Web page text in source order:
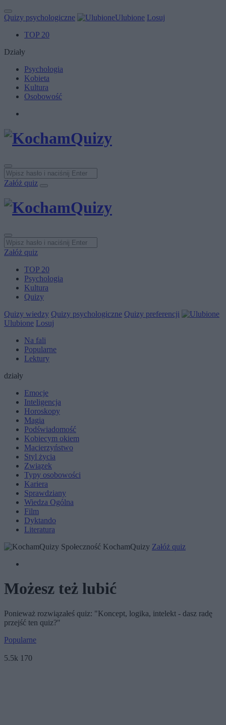
Quizy psychologiczne Ulubione Losuj
TOP 20
Działy
Psychologia
Kobieta
Kultura
Osobowość
Załóż quiz
Załóż quiz
TOP 20
Psychologia
Kultura
Quizy
Quizy wiedzy Quizy psychologiczne Quizy preferencji
Ulubione Losuj
Na fali
Popularne
Lektury
działy
Emocje
Inteligencja
Horoskopy
Magia
Podświadomość
Kobiecym okiem
Macierzyństwo
Styl życia
Związek
Typy osobowości
Kariera
Sprawdziany
Wiedza Ogólna
Film
Dyktando
Literatura
Społeczność KochamQuizy Załóż quiz
Możesz też lubić
Ponieważ rozwiązałeś quiz: "Koncept, logika, intelekt - dasz radę
przejść ten quiz?"
Popularne
5.5k 170